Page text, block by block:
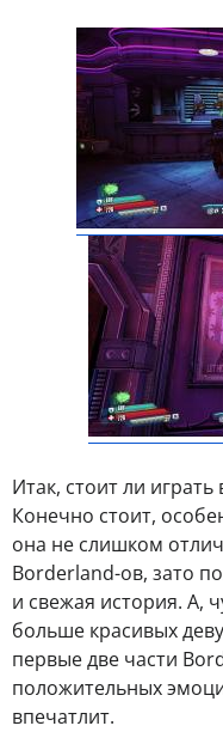
Итак, стоит ли
Конечно стоит,
она не слишком
Borderland-ов, зато
и свежая история. А,
больше красивых
первые две части
положительных
впечатлит.